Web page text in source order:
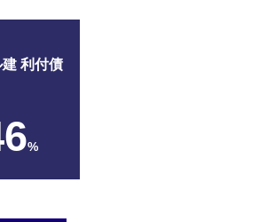
利付債
%